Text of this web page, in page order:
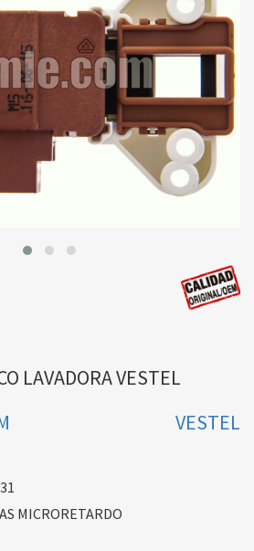
LAVADORA VESTEL
VESTEL
MICRORETARDO